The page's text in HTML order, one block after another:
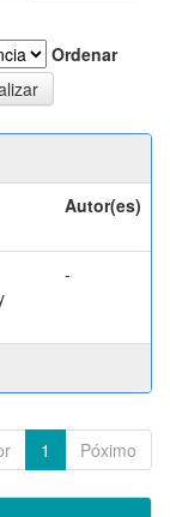
Ordenar
Autor(es)
-
1 Póximo